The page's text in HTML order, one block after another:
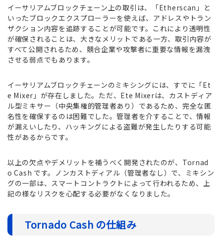
イーサリアムブロックチェーン上の取引は、「Etherscan」と
いったブロックエクスプローラーを使えば、アドレスやトラン
ザクション内容を追跡することが可能です。これにより透明性
が確保されることは、大きなメリットである一方、取引内容が
すべて公開されるため、競合企業や攻撃者に重要な情報を漏洩
させる弱点でもあります。
イーサリアムブロックチェーンのミキシングには、すでに「Et
e Mixer」が存在しました。ただ、Ete Mixerは、カストディア
ル型ミキサー（中央集権的管理者あり）であるため、完全な匿
名性を確保するのは困難でした。管理者を介することで、情報
が漏えいしたり、ハッキングによる盗難が発生したりする可能
性があるからです。
以上の欠点やデメリットを補うべく開発されたのが、Tornad
o Cash です。ノンカストディアル（管理者なし）で、ミキシン
グの一部は、スマートコントラクトによって行われるため、上
記の様なリスクを心配する必要がなくなりました。
Tornado Cash の仕組み